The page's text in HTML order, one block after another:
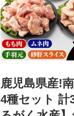
鹿児島県産!
4種セット 計